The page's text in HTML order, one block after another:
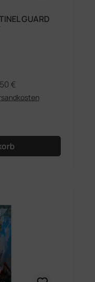
GUARD
Preis:
€
den